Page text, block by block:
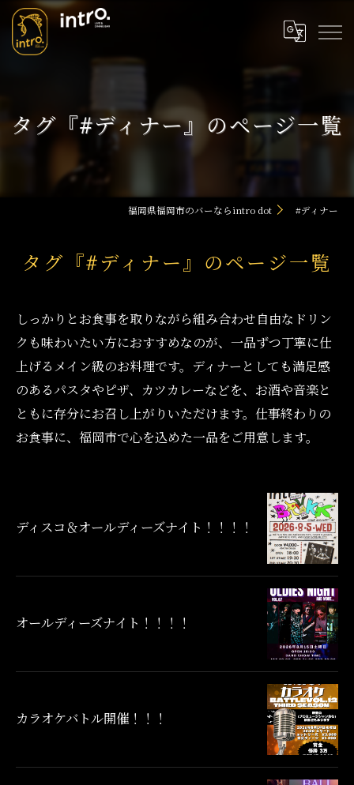
タグ『#ディナー』のページ一覧
福岡県福岡市のバーならintro dot #ディナー
タグ『#ディナー』のページ一覧
しっかりとお食事を取りながら組み合わせ自由なドリン
クも味わいたい方におすすめなのが、一品ずつ丁寧に仕
上げるメイン級のお料理です。ディナーとしても満足感
のあるパスタやピザ、カツカレーなどを、お酒や音楽と
ともに存分にお召し上がりいただけます。仕事終わりの
お食事に、福岡市で心を込めた一品をご用意します。
ディスコ＆オールディーズナイト！！！！
オールディーズナイト！！！！
カラオケバトル開催！！！